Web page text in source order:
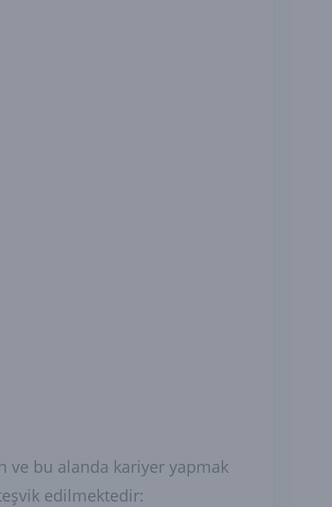
ve bu alanda kariyer yapmak
edilmektedir: